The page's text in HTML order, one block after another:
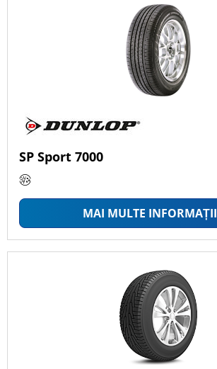
SP Sport 7000
MAI MULTE INFORMAȚII